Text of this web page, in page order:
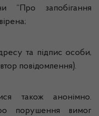
“Про запобігання
та підпис особи,
повідомлення).
також анонімно.
порушення вимог